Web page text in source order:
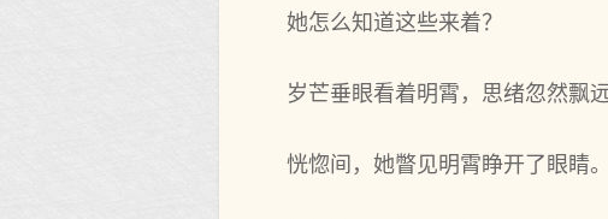
她怎么知道这些来着？
岁芒垂眼看着明霄，思绪忽然
恍惚间，她瞥见明霄睁开了眼睛。